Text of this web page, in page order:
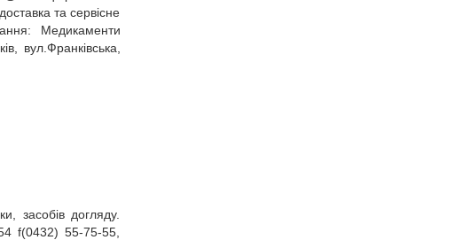
та сервісне
Медикаменти
вул.Франківська,
засобів догляду.
f(0432) 55‑75‑55,